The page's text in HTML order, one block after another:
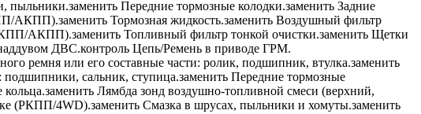
пыльники.заменить Передние тормозные колодки.заменить Задние
АКПП).заменить Тормозная жидкость.заменить Воздушный фильтр
АКПП).заменить Топливный фильтр тонкой очистки.заменить Щетки
ДВС.контроль Цепь/Ремень в приводе ГРМ.
ремня или его составные части: ролик, подшипник, втулка.заменить
сальник, ступица.заменить Передние тормозные
заменить Лямбда зонд воздушно-топливной смеси (верхний,
(РКПП/4WD).заменить Смазка в шрусах, пыльники и хомуты.заменить